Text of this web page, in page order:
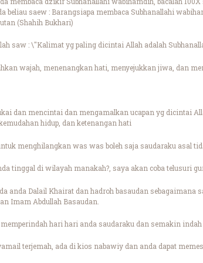
beliau saew : Barangsiapa membaca Subhanallahi
(Shahih Bukhari)
saw : \"Kalimat yg paling dicintai Allah adalah
wajah, menenangkan hati, menyejukkan jiwa, dan
dan mencintai dan mengamalkan ucapan yg dicintai
hidup, dan ketenangan hati
menghilangkan was was boleh saja saudaraku asal
tinggal di wilayah manakah?, saya akan coba telusuri
anda Dalail Khairat dan hadroh basaudan
Imam Abdullah Basaudan.
hari hari anda saudaraku dan semakin
terjemah, ada di kios nabawiy dan anda dapat